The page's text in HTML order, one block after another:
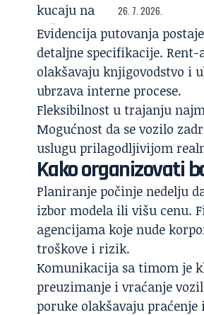
26. 7. 2026.
Evidencija putovanja
detaljne specifikacije.
olakšavaju knjigovodstvo i
ubrzava interne procese.
Fleksibilnost u trajanju
Mogućnost da se vozilo
uslugu prilagodljivijom
Kako organizovati
Planiranje počinje nedelju
izbor modela ili višu cenu.
agencijama koje nude
troškove i rizik.
Komunikacija sa timom je
preuzimanje i vraćanje
poruke olakšavaju